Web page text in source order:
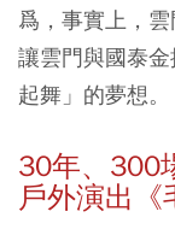
爲，事實上，
讓雲門與國泰
起舞」的夢想。
30年、300
戶外演出《